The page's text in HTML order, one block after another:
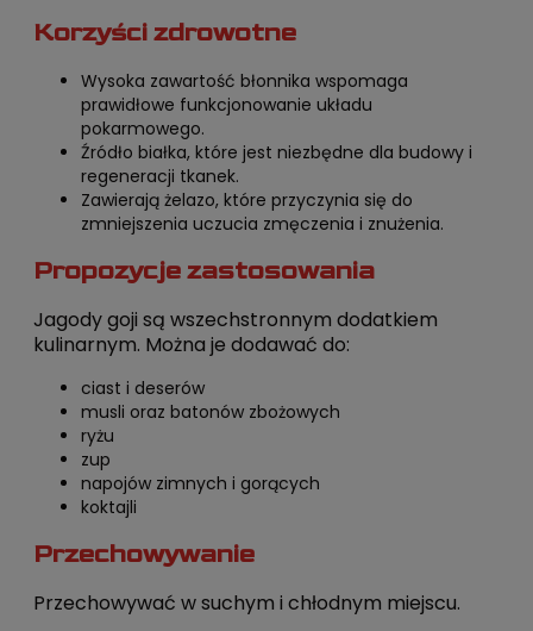
Korzyści zdrowotne
Wysoka zawartość błonnika wspomaga
prawidłowe funkcjonowanie układu
pokarmowego.
Źródło białka, które jest niezbędne dla budowy i
regeneracji tkanek.
Zawierają żelazo, które przyczynia się do
zmniejszenia uczucia zmęczenia i znużenia.
Propozycje zastosowania
Jagody goji są wszechstronnym dodatkiem
kulinarnym. Można je dodawać do:
ciast i deserów
musli oraz batonów zbożowych
ryżu
zup
napojów zimnych i gorących
koktajli
Przechowywanie
Przechowywać w suchym i chłodnym miejscu.